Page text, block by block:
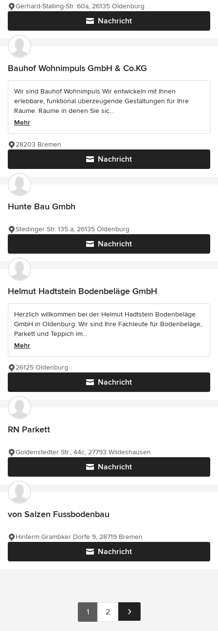
Nachricht
Gerhard-Stalling-Str. 60a, 26135 Oldenburg
Bauhof Wohnimpuls GmbH & Co.KG
Wir sind Bauhof Wohnimpuls Wir entwickeln mit Ihnen
erlebbare, funktional überzeugende Gestaltungen für Ihre
Räume. Räume in denen Sie sic...
Mehr
Nachricht
28203 Bremen
Hunte Bau Gmbh
Nachricht
Stedinger Str. 135 a, 26135 Oldenburg
Helmut Hadtstein Bodenbeläge GmbH
Herzlich willkommen bei der Helmut Hadtstein Bodenbeläge
GmbH in Oldenburg. Wir sind Ihre Fachleute für Bodenbeläge,
Parkett und Teppich im...
Mehr
Nachricht
26125 Oldenburg
RN Parkett
Nachricht
Goldenstedter Str., 44c, 27793 Wildeshausen
von Salzen Fussbodenbau
Nachricht
Hinterm Grambker Dorfe 9, 28719 Bremen
1 2